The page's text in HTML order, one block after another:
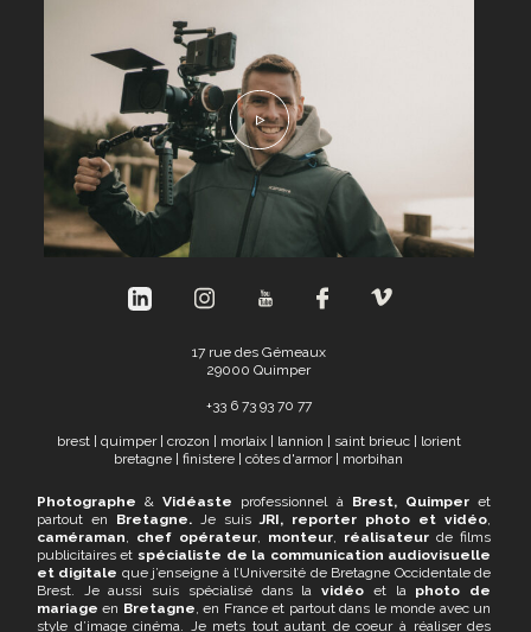
Photographe & Vidéaste professionnel à Brest, Quimper et
partout en Bretagne. Je suisJRI, reporter photo et vidéo
caméraman
chef opérateur monteur réalisateur de films
publicitaires etspécialiste de la communication audiovisuelle
et digitale que j’enseigne à l’Université de Bretagne Occidentale de
Brest. Je aussi suis spécialisé dans lavidéo et la photo de
mariage en Bretagne , en France et partout dans le monde avec un
style d’image cinéma. Je mets tout autant de coeur à réaliser des
17 rue des Gémeaux
29000 Quimper
+33 6 73 93 70 77
brest| quimper| crozon morlaix| lannion saint brieuc| lorient
bretagne |finistere |côtes d'armor| morbihan